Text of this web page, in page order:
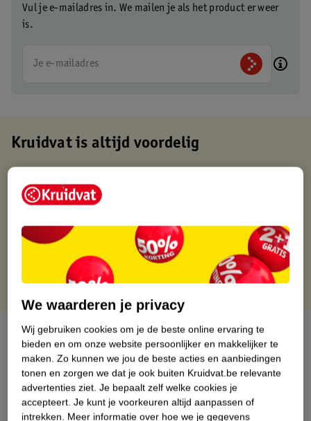
Vul je e-mailadres in. We mailen je als het product er weer
is.
Je e-mailadres
Kruidvat is altijd voordelig
Op werkdagen voor 22:00 uur besteld, volgende dag in huis
Gratis thuisbezorgd vanaf 50.00
Gratis retourneren binnen 30 dagen
Gratis punten met je Kruidvat kaart
Over dit product
Productinformatie
Etiketinformatie
We waarderen je privacy
Wij gebruiken cookies om je de beste online ervaring te
bieden en om onze website persoonlijker en makkelijker te
maken. Zo kunnen we jou de beste acties en aanbiedingen
tonen en zorgen we dat je ook buiten Kruidvat.be relevante
advertenties ziet. Je bepaalt zelf welke cookies je
accepteert. Je kunt je voorkeuren altijd aanpassen of
intrekken. Meer informatie over hoe we je gegevens